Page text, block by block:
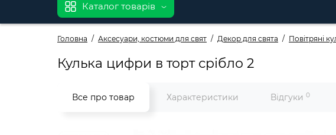
Каталог товарів
Головна Аксесуари, костюми для свят Декор для свята Повітряні
Кулька цифри в торт срібло 2
Все про товар Характеристики Відгуки 0